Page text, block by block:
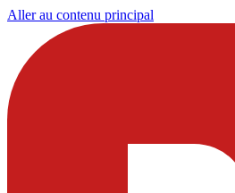
Aller au contenu principal